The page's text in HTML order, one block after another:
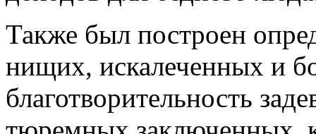
Также был построен
нищих, искалеченных и
благотворительность